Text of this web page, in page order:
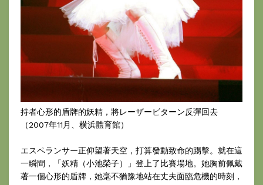
持者心形的盾牌的妖精，將レーザービターン反彈回去
（2007年11月、横浜體育館）
エスペランサー正仰望著天空，打算發動致命的踢擊。就在這
一瞬間，「妖精（小池榮子）」登上了比賽場地。她胸前佩戴
著一個心形的盾牌，她毫不猶豫地站在丈夫面臨危機的時刻，